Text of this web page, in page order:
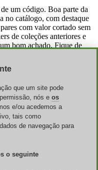
um código. Boa parte da
no catálogo, com destaque
com valor cortado sem
de coleções anteriores e
bom achado. Fique de
de performance entram
o preço que aparece na
carrinho, já que o total só se
Em vez de testar cupom
o preço do par já
um cupom elegível. Como
antes de bater o
na Artwalk
que um site pode
nós e os
e/ou acedemos a
tais como
de navegação para
o seguinte